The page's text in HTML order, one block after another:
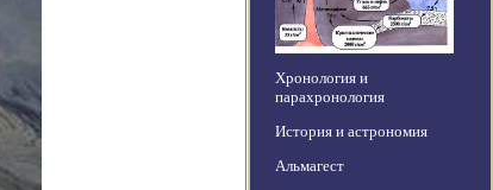
Хронология и
парахронология
История и астрономия
Альмагест